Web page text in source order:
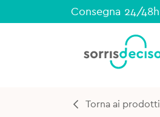
Consegna 24/48h
Torna ai prodotti